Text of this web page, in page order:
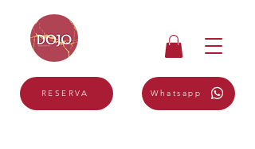
RESERVA Whatsapp